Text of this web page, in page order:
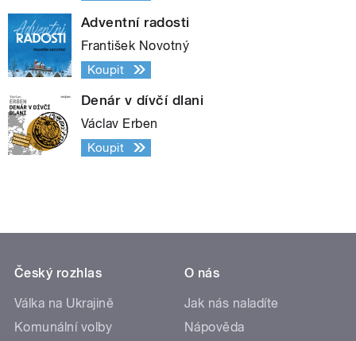
Adventní radosti
František Novotný
Koupit
Denár v dívčí dlani
Václav Erben
Koupit
Český rozhlas
Válka na Ukrajině
Komunální volby
O nás
Jak nás naladíte
Nápověda